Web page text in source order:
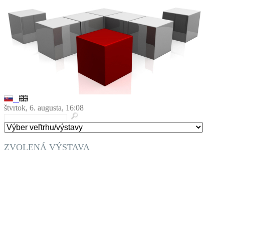
štvrtok, 6. augusta, 16:08
ZVOLENÁ VÝSTAVA